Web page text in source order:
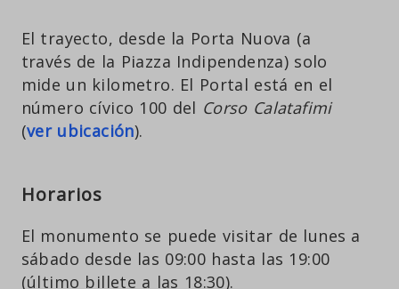
El trayecto, desde la Porta Nuova (a
través de la Piazza Indipendenza) solo
mide un kilometro. El Portal está en el
número cívico 100 del Corso Calatafimi
(ver ubicación).
Horarios
El monumento se puede visitar de lunes a
sábado desde las 09:00 hasta las 19:00
(último billete a las 18:30).